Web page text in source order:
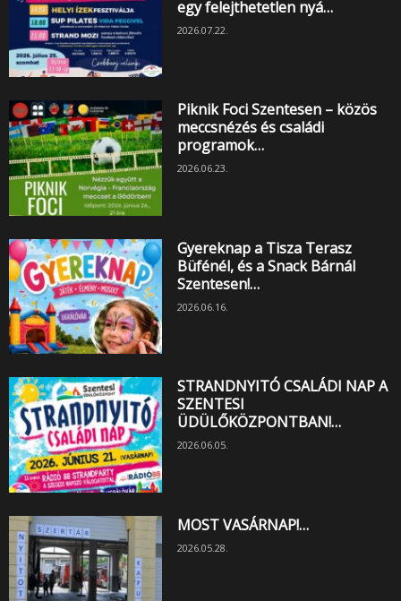
egy felejthetetlen nyá…
2026.07.22.
Piknik Foci Szentesen – közös
meccsnézés és családi
programok…
2026.06.23.
Gyereknap a Tisza Terasz
Büfénél, és a Snack Bárnál
Szentesen!…
2026.06.16.
STRANDNYITÓ CSALÁDI NAP A
SZENTESI
ÜDÜLŐKÖZPONTBAN!…
2026.06.05.
MOST VASÁRNAP!…
2026.05.28.